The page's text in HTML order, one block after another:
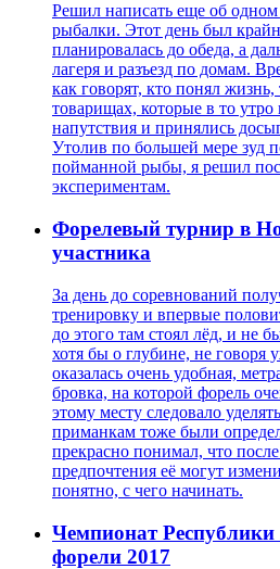
Решил написать еще об
рыбалки. Этот день был
планировалась до обеда, а
лагеря и разъезд по домам.
как говорят, кто понял
товарищах, которые в то
напутствия и принялись
Утолив по большей мере зуд
пойманной рыбы, я решил
экспериментам.
Форелевый турнир в
участника
За день до соревнований
тренировку и впервые
до этого там стоял лёд, и не
хотя бы о глубине, не говоря
оказалась очень удобная,
бровка, на которой форель
этому месту следовало
приманкам тоже были
прекрасно понимал, что
предпочтения её могут
понятно, с чего начинать.
Чемпионат Республики
форели 2017